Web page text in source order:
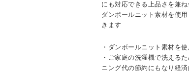
にも対応できる上品さを兼
ダンボールニット素材を使
きます
・ダンボールニット素材を
・ご家庭の洗濯機で洗える
ニング代の節約にもなり経済